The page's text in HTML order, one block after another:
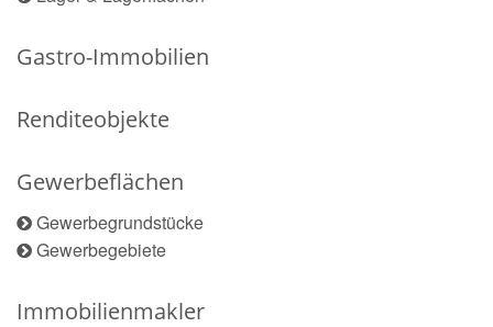
Gastro-Immobilien
Renditeobjekte
Gewerbeflächen
Gewerbegrundstücke
Gewerbegebiete
Immobilienmakler